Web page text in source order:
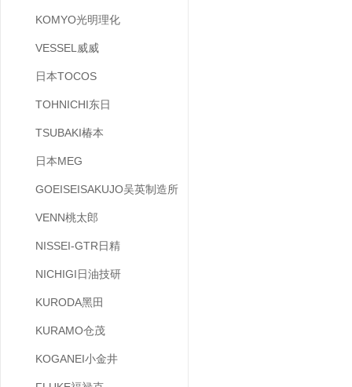
KOMYO光明理化
VESSEL威威
日本TOCOS
TOHNICHI东日
TSUBAKI椿本
日本MEG
GOEISEISAKUJO吴英制造所
VENN桃太郎
NISSEI-GTR日精
NICHIGI日油技研
KURODA黑田
KURAMO仓茂
KOGANEI小金井